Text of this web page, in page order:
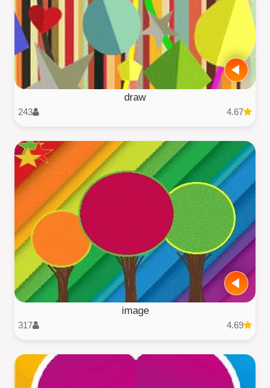
draw
4.67
243
image
4.69
317